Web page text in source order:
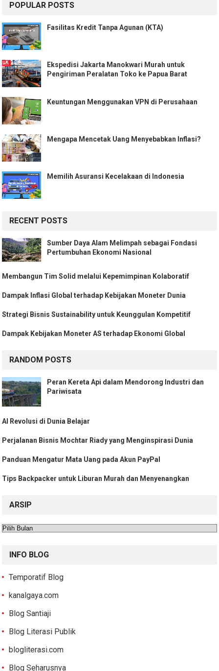
POPULAR POSTS
Fasilitas Kredit Tanpa Agunan (KTA)
Ekspedisi Jakarta Manokwari Murah untuk
Pengiriman Peralatan Toko ke Papua Barat
Keuntungan Menggunakan VPN di Perusahaan
Mengapa Mencetak Uang Menyebabkan Inflasi?
Memilih Asuransi Kecelakaan di Indonesia
RECENT POSTS
Sumber Daya Alam Melimpah sebagai Fondasi
Pertumbuhan Ekonomi Nasional
Membangun Tim Solid melalui Kepemimpinan Kolaboratif
Dampak Inflasi Global terhadap Kebijakan Moneter Dunia
Strategi Bisnis Sustainability untuk Keunggulan Kompetitif
Dampak Kebijakan Moneter AS terhadap Ekonomi Global
RANDOM POSTS
Peran Kereta Api dalam Mendorong Industri dan
Pariwisata
AI Revolusi di Dunia Belajar
Perjalanan Bisnis Mochtar Riady yang Menginspirasi Dunia
Panduan Mengatur Mata Uang pada Akun PayPal
Tips Backpacker untuk Liburan Murah dan Menyenangkan
ARSIP
Arsip
INFO BLOG
Temporatif Blog
kanalgaya.com
Blog Santiaji
Blog Literasi Publik
blogliterasi.com
Blog Seharusnya